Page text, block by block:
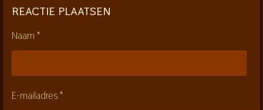
g
:
t
e
r
n
r r r
n
REACTIE PLAATSEN
Naam *
E-mailadres *